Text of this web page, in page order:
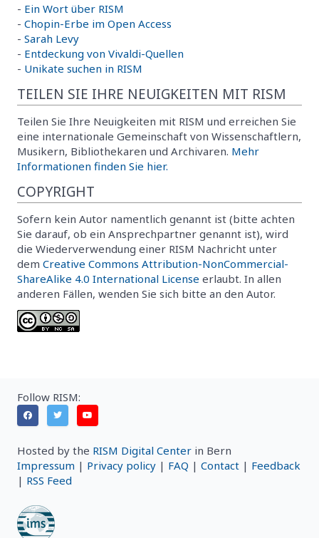
- Ein Wort über RISM
- Chopin-Erbe im Open Access
- Sarah Levy
- Entdeckung von Vivaldi-Quellen
- Unikate suchen in RISM
TEILEN SIE IHRE NEUIGKEITEN MIT RISM
Teilen Sie Ihre Neuigkeiten mit RISM und erreichen Sie
eine internationale Gemeinschaft von Wissenschaftlern,
Musikern, Bibliothekaren und Archivaren. Mehr
Informationen finden Sie hier.
COPYRIGHT
Sofern kein Autor namentlich genannt ist (bitte achten
Sie darauf, ob ein Ansprechpartner genannt ist), wird
die Wiederverwendung einer RISM Nachricht unter
dem Creative Commons Attribution-NonCommercial-
ShareAlike 4.0 International License erlaubt. In allen
anderen Fällen, wenden Sie sich bitte an den Autor.
Follow RISM:
Hosted by the RISM Digital Center in Bern
Impressum | Privacy policy | FAQ | Contact | Feedback
| RSS Feed